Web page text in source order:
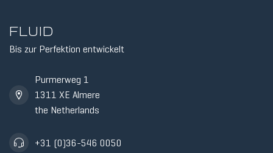
FLUID
Bis zur Perfektion entwickelt
Purmerweg 1
1311 XE Almere
the Netherlands
+31 (0)36-546 0050